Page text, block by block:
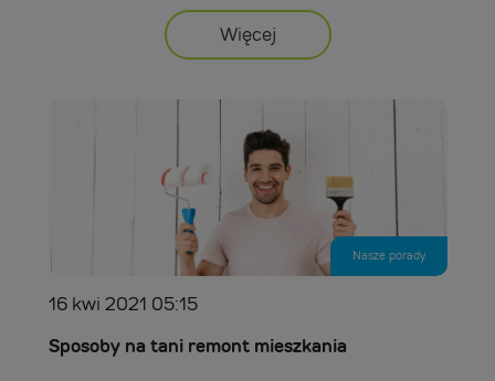
Więcej
Nasze porady
16 kwi 2021 05:15
Sposoby na tani remont mieszkania